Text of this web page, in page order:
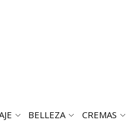
ABRIR
ABRIR
BELLEZA CREMAS